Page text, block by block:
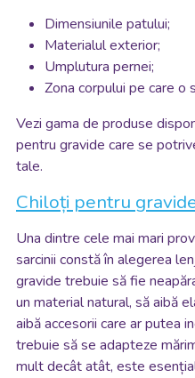
Dimensiunile patului;
Materialul exterior;
Umplutura pernei;
Zona corpului pe care o
Vezi gama de produse
pentru gravide care se
tale.
Chiloți pentru
Una dintre cele mai mari
sarcinii constă în alegerea
gravide trebuie să fie
un material natural, să aibă
aibă accesorii care ar putea
trebuie să se adapteze
mult decât atât, este